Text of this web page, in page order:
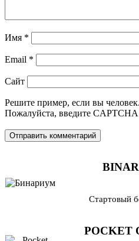
Имя *
Email *
Сайт
Решите пример, если вы человек.
Пожалуйста, введите CAPTCHA
Стартовый
POCKET